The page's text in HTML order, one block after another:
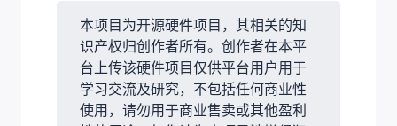
本项目为开源硬件项目，其相关的知
识产权归创作者所有。创作者在本平
台上传该硬件项目仅供平台用户用于
学习交流及研究，不包括任何商业性
使用，请勿用于商业售卖或其他盈利